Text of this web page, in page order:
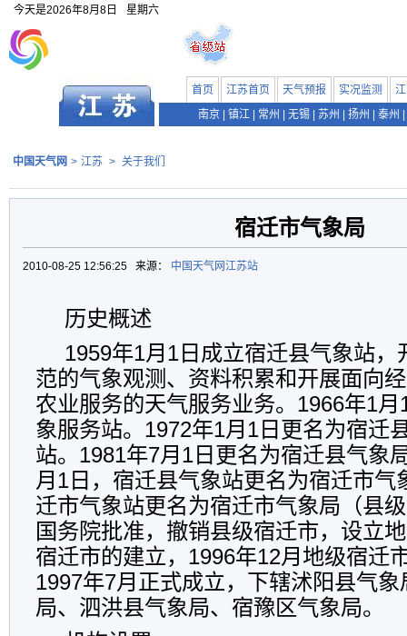
今天是2026年8月8日 星期六
首页 江苏首页 天气预报 实况监测
南京
镇江 常州 无锡 苏州 扬州 泰州
中国天气网 > 江苏 > 关于我们
宿迁市气象局
2010-08-25 12:56:25 来源： 中国天气网江苏站
历史概述
1959年1月1日成立宿迁县气象站，
范的气象观测、资料积累和开展面向
农业服务的天气服务业务。1966年1
象服务站。1972年1月1日更名为宿迁
站。1981年7月1日更名为宿迁县气象
月1日，宿迁县气象站更名为宿迁市气
迁市气象站更名为宿迁市气象局（县
国务院批准，撤销县级宿迁市，设立
宿迁市的建立，1996年12月地级宿迁
1997年7月正式成立，下辖沭阳县气
局、泗洪县气象局、宿豫区气象局。